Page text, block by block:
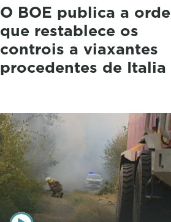
O BOE publica a orde
que restablece os
controis a viaxantes
procedentes de Italia